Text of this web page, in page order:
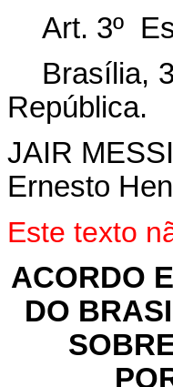
Art. 3º
Brasília,
República.
JAIR
Ernesto
Este texto
ACORDO
DO